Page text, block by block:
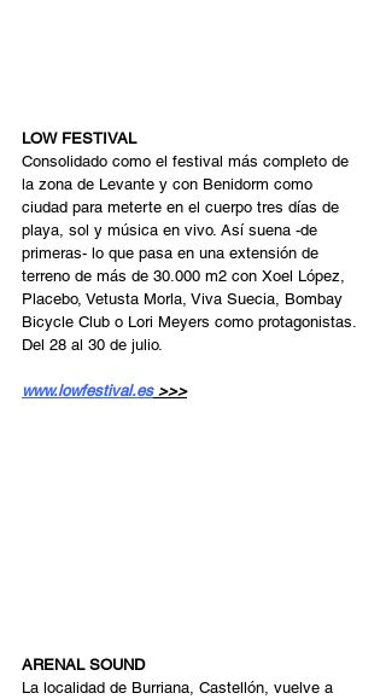
LOW FESTIVAL
Consolidado como el festival más completo de
la zona de Levante y con Benidorm como
ciudad para meterte en el cuerpo tres días de
playa, sol y música en vivo. Así suena -de
primeras- lo que pasa en una extensión de
terreno de más de 30.000 m2 con Xoel López,
Placebo, Vetusta Morla, Viva Suecia, Bombay
Bicycle Club o Lori Meyers como protagonistas.
Del 28 al 30 de julio.
www.lowfestival.es >>>
ARENAL SOUND
La localidad de Burriana, Castellón, vuelve a